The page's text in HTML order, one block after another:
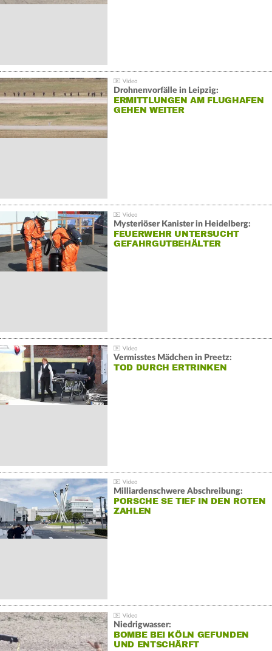
Drohnenvorfälle in Leipzig:
ERMITTLUNGEN AM FLUGHAFEN
GEHEN WEITER
Mysteriöser Kanister in Heidelberg:
FEUERWEHR UNTERSUCHT
GEFAHRGUTBEHÄLTER
Vermisstes Mädchen in Preetz:
TOD DURCH ERTRINKEN
Milliardenschwere Abschreibung:
PORSCHE SE TIEF IN DEN ROTEN
ZAHLEN
Niedrigwasser:
BOMBE BEI KÖLN GEFUNDEN
UND ENTSCHÄRFT